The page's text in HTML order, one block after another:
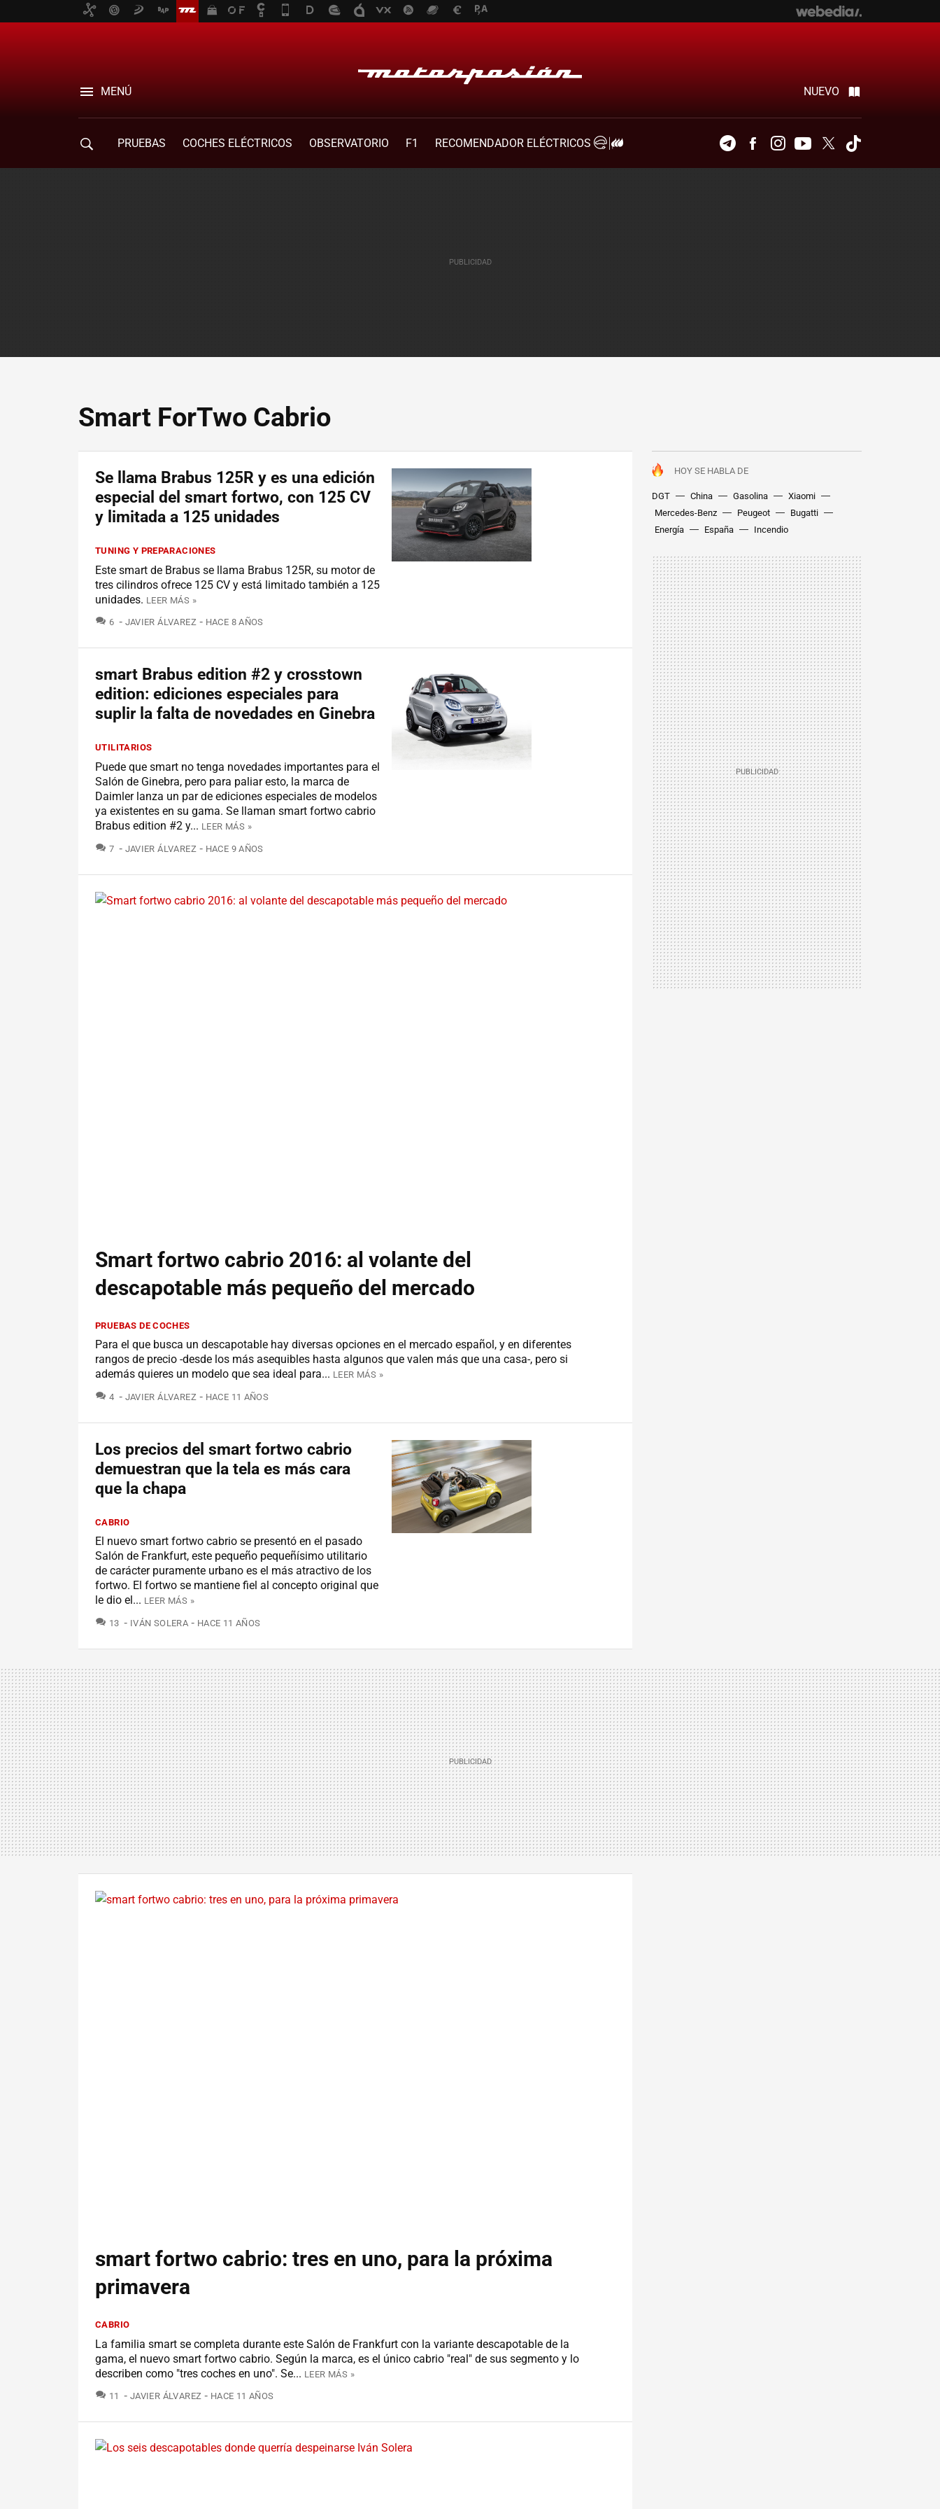
MENÚ NUEVO
PRUEBAS COCHES ELÉCTRICOS OBSERVATORIO F1
RECOMENDADOR ELÉCTRICOS
TelegramFacebookInstagramYoutubeTwitter
Smart ForTwo Cabrio
HOY SE HABLA DE
DGT China Gasolina
Xiaomi
Mercedes-Benz
Peugeot
Bugatti
Energía
España Incendio
Se llama Brabus 125R y es una edición
especial del smart fortwo, con 125 CV
y limitada a 125 unidades
TUNING Y PREPARACIONES
Este smart de Brabus se llama Brabus 125R, su motor de
tres cilindros ofrece 125 CV y está limitado también a 125
unidades. LEER MÁS »
6 COMENTARIOS
JAVIER ÁLVAREZ HACE 8 AÑOS
smart Brabus edition #2 y crosstown
edition: ediciones especiales para
suplir la falta de novedades en Ginebra
UTILITARIOS
Puede que smart no tenga novedades importantes para el
Salón de Ginebra, pero para paliar esto, la marca de
Daimler lanza un par de ediciones especiales de modelos
ya existentes en su gama. Se llaman smart fortwo cabrio
Brabus edition #2 y... LEER MÁS »
7 COMENTARIOS
JAVIER ÁLVAREZ HACE 9 AÑOS
Smart fortwo cabrio 2016: al volante del
descapotable más pequeño del mercado
PRUEBAS DE COCHES
Para el que busca un descapotable hay diversas opciones en el mercado español, y en diferentes
rangos de precio -desde los más asequibles hasta algunos que valen más que una casa-, pero si
además quieres un modelo que sea ideal para... LEER MÁS »
4 COMENTARIOS
JAVIER ÁLVAREZ HACE 11 AÑOS
Los precios del smart fortwo cabrio
demuestran que la tela es más cara
que la chapa
CABRIO
El nuevo smart fortwo cabrio se presentó en el pasado
Salón de Frankfurt, este pequeño pequeñísimo utilitario
de carácter puramente urbano es el más atractivo de los
fortwo. El fortwo se mantiene fiel al concepto original que
le dio el... LEER MÁS »
13 COMENTARIOS
IVÁN SOLERA HACE 11 AÑOS
smart fortwo cabrio: tres en uno, para la próxima
primavera
CABRIO
La familia smart se completa durante este Salón de Frankfurt con la variante descapotable de la
gama, el nuevo smart fortwo cabrio. Según la marca, es el único cabrio "real" de sus segmento y lo
describen como "tres coches en uno". Se... LEER MÁS »
11 COMENTARIOS
JAVIER ÁLVAREZ HACE 11 AÑOS